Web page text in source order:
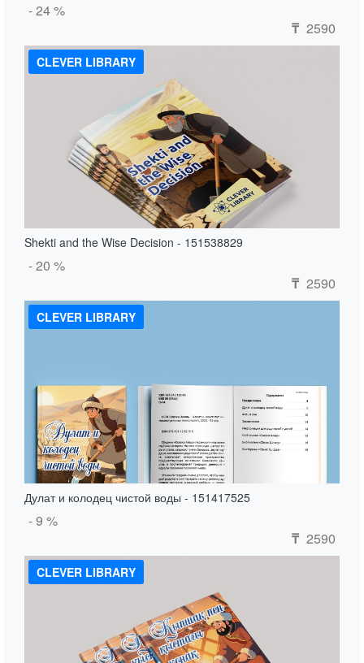
- 24 %
₸ 2590
CLEVER LIBRARY
Shekti and the Wise Decision - 151538829
- 20 %
₸ 2590
CLEVER LIBRARY
Дулат и колодец чистой воды - 151417525
- 9 %
₸ 2590
CLEVER LIBRARY